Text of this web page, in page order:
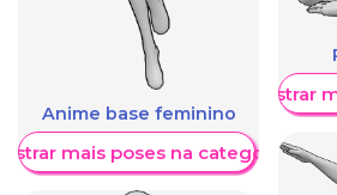
Anime base feminino
mais poses na categoria
Mostrar